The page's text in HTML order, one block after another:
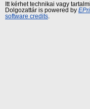
Itt kérhet technikai vagy
Dolgozattár is powered by
software credits